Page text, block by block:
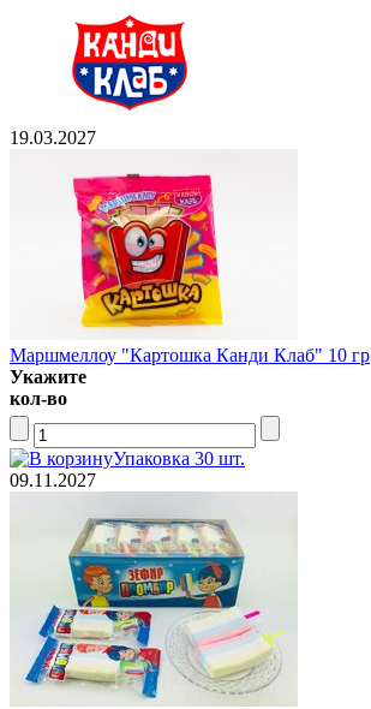
19.03.2027
Маршмеллоу "Картошка Канди Клаб" 10 гр
Укажите
кол-во
Упаковка 30 шт.
09.11.2027